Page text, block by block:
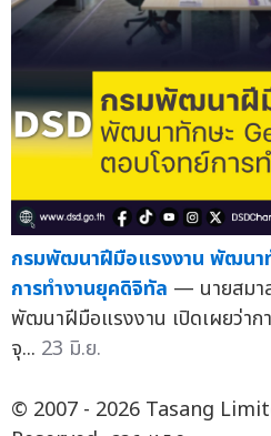
กรมพัฒนาฝีมือแรงงาน พัฒนา
การทำงานยุคดิจิทัล — นายสมา
พัฒนาฝีมือแรงงาน เปิดเผยว่าก
จุ... 23 มิ.ย.
© 2007 - 2026 Tasang